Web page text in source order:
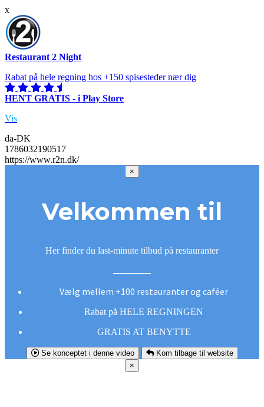
x
Restaurant 2 Night
Rabat på hele regning hos +150 spisesteder nær dig
HENT GRATIS - i Play Store
Vis
da-DK
1786032190517
https://www.r2n.dk/
×
Velkommen til
Her finder du last-minute tilbud på restauranter
Vælg mellem +100 restauranter og caféer
Rabat på HELE REGNINGEN
GRATIS AT BENYTTE
Se konceptet i denne video
Kom tilbage til website
×